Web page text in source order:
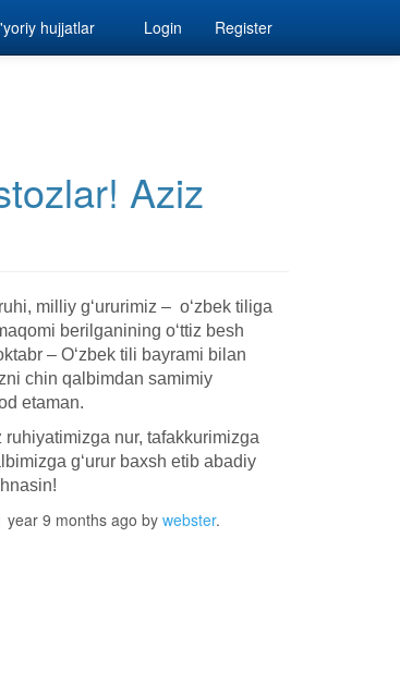
hujjatlar Login Register
Aziz
milliy g‘ururimiz – o‘zbek tiliga
berilganining o‘ttiz besh
– O‘zbek tili bayrami bilan
chin qalbimdan samimiy
etaman.
ruhiyatimizga nur, tafakkurimizga
g‘urur baxsh etib abadiy
year 9 months ago by webster.